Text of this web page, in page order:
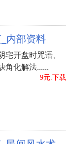
内部资料
宅开盘时咒语、
角化解法......
9元.下载